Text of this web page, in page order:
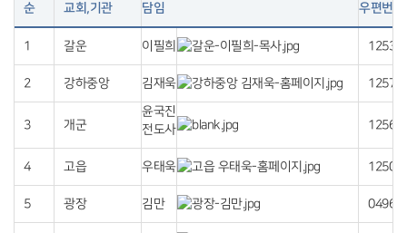
순 교회,기관 담임 우편번호
1 갈운 이필희 12532
2 강하중앙 김재욱 12575
3 개군
윤국진
전도사
12568
4 고읍 우태욱 12508
5 광장 김만 04967